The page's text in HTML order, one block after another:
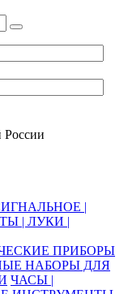
России
|
| ЛУКИ |
ПРИБОРЫ
НАБОРЫ ДЛЯ
ЧАСЫ |